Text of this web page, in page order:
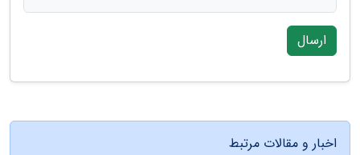
ارسال
اخبار و مقالات مرتبط